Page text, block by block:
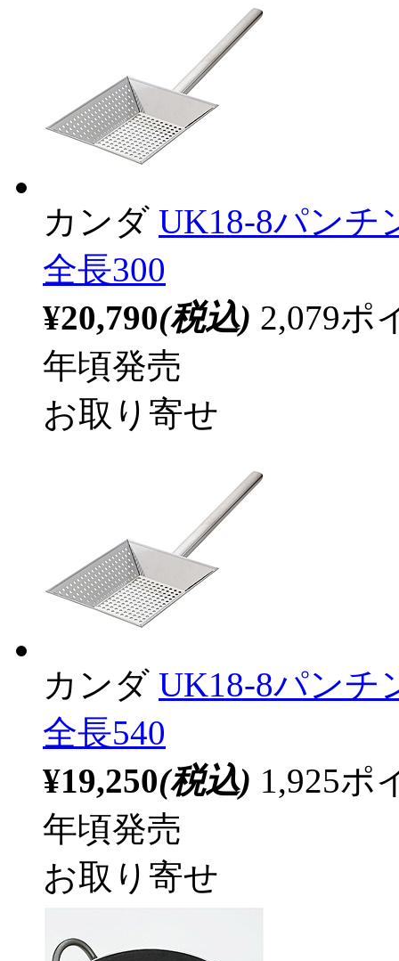
カンダ UK18-8パンチ
全長300
¥20,790(税込) 2,079ポ
年頃発売
お取り寄せ
カンダ UK18-8パンチ
全長540
¥19,250(税込) 1,925ポ
年頃発売
お取り寄せ